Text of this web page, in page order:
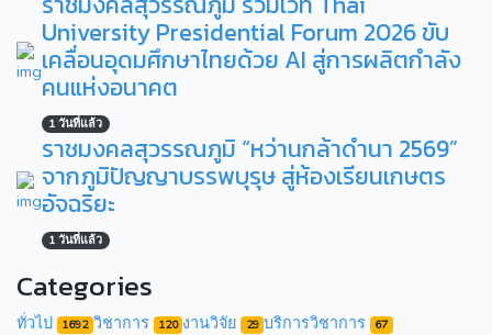
University Presidential Forum 2026 ขับ
เคลื่อนอุดมศึกษาไทยด้วย AI สู่การผลิตกำลัง
คนแห่งอนาคต
1 วันที่แล้ว
ราชมงคลสุวรรณภูมิ “หว่านกล้าดำนา 2569”
จากภูมิปัญญาบรรพบุรุษ สู่ห้องเรียนเกษตร
อัจฉริยะ
1 วันที่แล้ว
Categories
ทั่วไป 1692 วิชาการ 120 งานวิจัย 29 บริการวิชาการ 67